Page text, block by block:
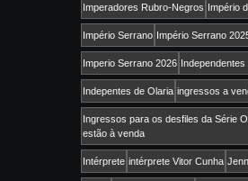
Imperadores Rubro-Negros Império
Império Serrano Império Serrano
Imperio Serrano 2026 Independentes
Indepentes de Olaria ingressos a
Ingressos para os desfiles da Série
estão à venda
Intérprete intérprete Vitor Cunha